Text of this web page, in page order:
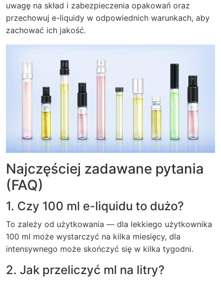
uwagę na skład i zabezpieczenia opakowań oraz
przechowuj e-liquidy w odpowiednich warunkach, aby
zachować ich jakość.
Najczęściej zadawane pytania
(FAQ)
1. Czy 100 ml e-liquidu to dużo?
To zależy od użytkowania — dla lekkiego użytkownika
100 ml może wystarczyć na kilka miesięcy, dla
intensywnego może skończyć się w kilka tygodni.
2. Jak przeliczyć ml na litry?